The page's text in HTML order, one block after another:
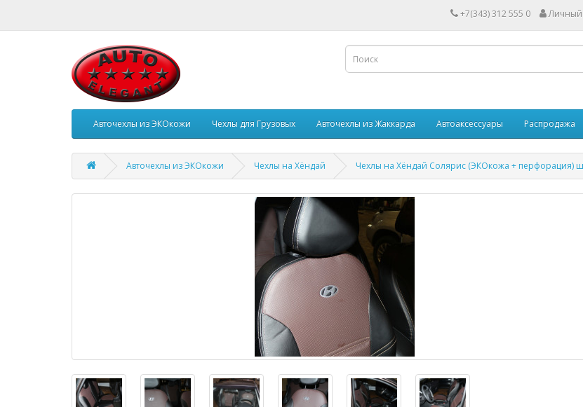
+7(343) 312 555 0 Личный
Авточехлы из ЭКОкожи Чехлы для Грузовых Авточехлы из Жаккарда Автоаксессуары Распродажа
Авточехлы из ЭКОкожи Чехлы на Хёндай Чехлы на Хёндай Солярис (ЭКОкожа + перфорация)